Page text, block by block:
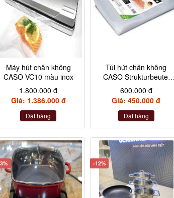
Máy hút chân không
CASO VC10 màu inox
1.800.000 đ
Giá: 1.386.000 đ
Đặt hàng
Túi hút chân không
CASO Strukturbeutel
20×30 cm, 50 Stück –
Made in Germany
(không hộp)
600.000 đ
Giá: 450.000 đ
Đặt hàng
-12%